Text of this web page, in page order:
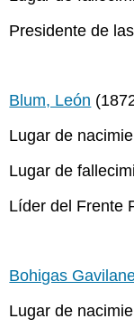
Presidente de
Blum, León
Lugar de
Lugar de
Líder del Frente
Bohigas
Lugar de